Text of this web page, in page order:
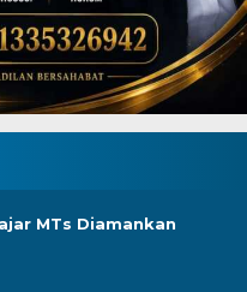
MTs Diamankan